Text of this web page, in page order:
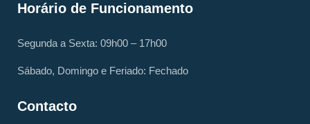
Horário de Funcionamento
Segunda a Sexta: 09h00 – 17h00
Sábado, Domingo e Feriado: Fechado
Contacto